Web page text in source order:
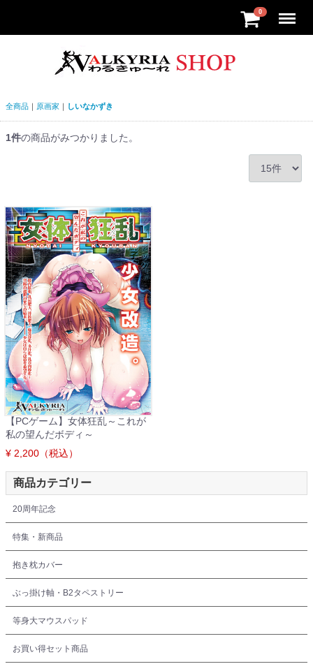
0
全商品 原画家 しいなかずき
1件の商品がみつかりました。
【PCゲーム】女体狂乱～これが
私の望んだボディ～
¥ 2,200（税込）
商品カテゴリー
20周年記念
特集・新商品
抱き枕カバー
ぶっ掛け軸・B2タペストリー
等身大マウスパッド
お買い得セット商品